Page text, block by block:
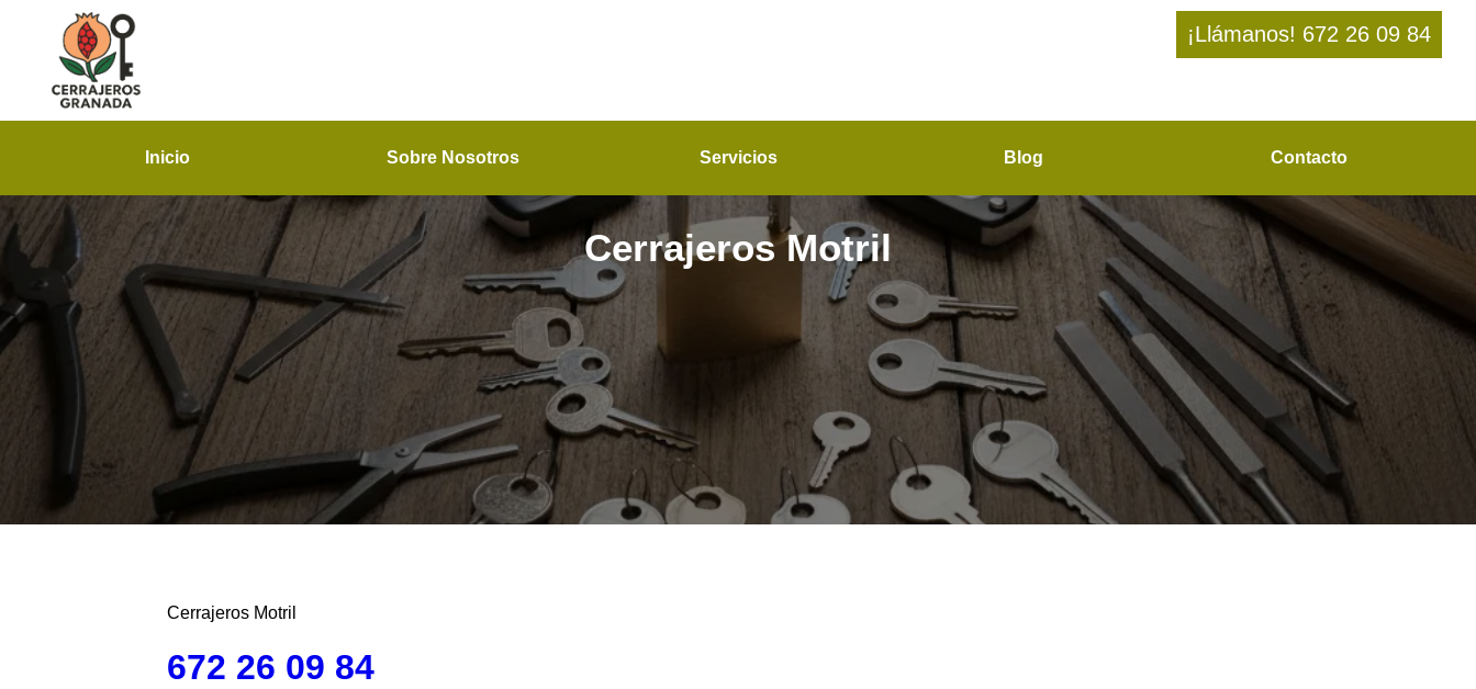
¡Llámanos! 672 26 09 84
Inicio Sobre Nosotros Servicios Blog Contacto
Cerrajeros Motril
Cerrajeros Motril
672 26 09 84